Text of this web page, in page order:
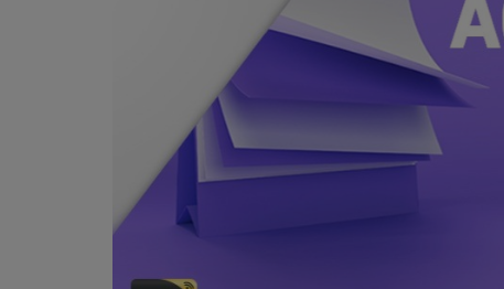
VOS ÉMISSIONS EN IMAGES
ANNONCEURS & ESPACE PRO
VOTRE PUBLICITÉ SUR PONTACQ RADIO